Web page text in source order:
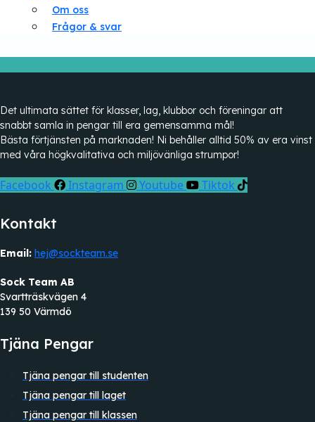
Om oss
Frågor & svar
Det ultimata sättet för klasser, lag, klubbor och föreningar att
snabbt samla in pengar till era gemensamma mål!
Bästa förtjänsten på marknaden! Ni behåller alltid 50% av era vinst
med våra högkvalitativa och miljövänliga strumpor!
Facebook Instagram Youtube Tiktok
Kontakt
Email: hej@sockteam.se
Sock Team AB
Svartträskvägen 4
139 50 Värmdö
Tjäna Pengar
Tjäna pengar till studenten
Tjäna pengar till laget
Tjäna pengar till klassen